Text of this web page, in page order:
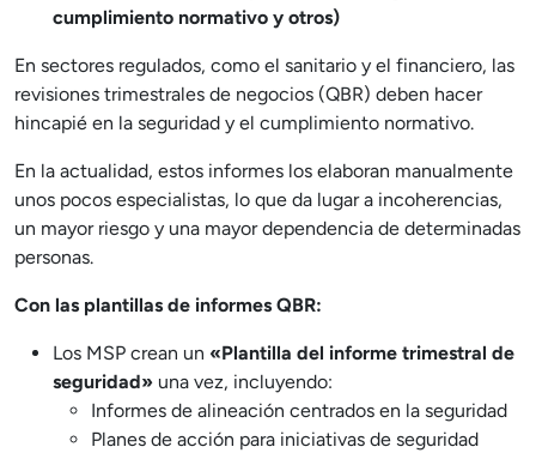
cumplimiento normativo y otros)
En sectores regulados, como el sanitario y el financiero, las
revisiones trimestrales de negocios (QBR) deben hacer
hincapié en la seguridad y el cumplimiento normativo.
En la actualidad, estos informes los elaboran manualmente
unos pocos especialistas, lo que da lugar a incoherencias,
un mayor riesgo y una mayor dependencia de determinadas
personas.
Con las plantillas de informes QBR:
Los MSP crean un «Plantilla del informe trimestral de
seguridad» una vez, incluyendo:
Informes de alineación centrados en la seguridad
Planes de acción para iniciativas de seguridad